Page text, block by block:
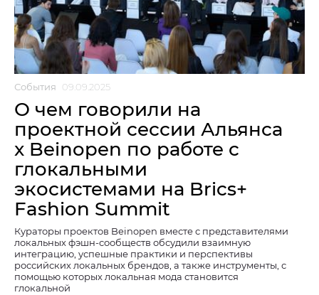
События 09.09.2025
О чем говорили на
проектной сессии Альянса
x Beinopen по работе с
глокальными
экосистемами на Brics+
Fashion Summit
Кураторы проектов Beinopen вместе с представителями
локальных фэшн-сообществ обсудили взаимную
интеграцию, успешные практики и перспективы
российских локальных брендов, а также инструменты, с
помощью которых локальная мода становится
глокальной